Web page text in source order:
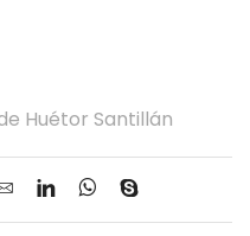
Huétor Santillán